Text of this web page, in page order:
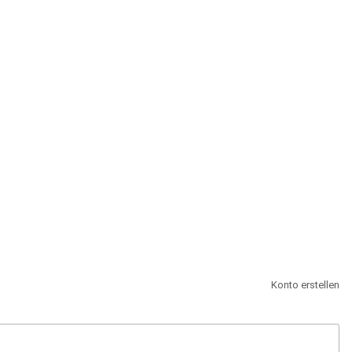
Konto erstellen